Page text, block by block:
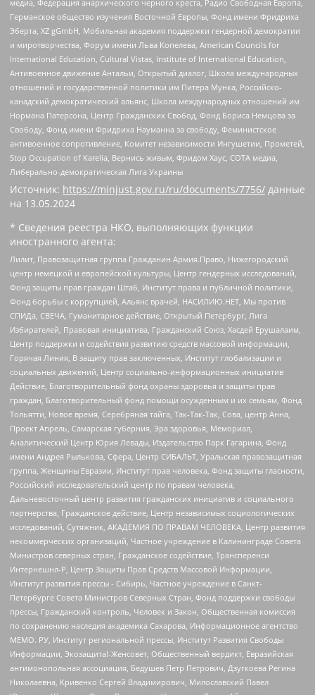
медиа, Федерация анархического черного креста, Радио Свободная Европа,
Германское общество изучения Восточной Европы, Фонд имени Фридриха
Эберта, XZ gGmbH, Мобильная академия поддержки гендерной демократии
и миротворчества, Форум имени Льва Копелева, American Councils for
International Education, Cultural Vistas, Institute of International Education,
Антивоенное движение Антальи, Открытый диалог, Школа международных
отношений и государственной политики им Питера Мунка, Российско-
канадский демократический альянс, Школа международных отношений им
Нормана Патерсона, Центр Гражданских Свобод, Фонд Бориса Немцова за
Свободу, Фонд имени Фридриха Науманна за свободу, Феминистское
антивоенное сопротивление, Комитет независимости Ингушетии, Прометей,
Stop Occupation of Karelia, Вернись живым, Фридом Хаус, СОТА медиа,
Либерально-демократическая Лига Украины
Источник: https://minjust.gov.ru/ru/documents/7756/ данные
на 13.05.2024
* Сведения реестра НКО, выполняющих функции
иностранного агента:
Лилит, Правозащитная группа Гражданин.Армия.Право, Нижегородский
центр немецкой и европейской культуры, Центр гендерных исследований,
Фонд защиты прав граждан Штаб, Институт права и публичной политики,
Фонд борьбы с коррупцией, Альянс врачей, НАСИЛИЮ.НЕТ, Мы против
СПИДа, СВЕЧА, Гуманитарное действие, Открытый Петербург, Лига
Избирателей, Правовая инициатива, Гражданский Союз, Хасдей Ерушалаим,
Центр поддержки и содействия развитию средств массовой информации,
Горячая Линия, В защиту прав заключенных, Институт глобализации и
социальных движений, Центр социально-информационных инициатив
Действие, Благотворительный фонд охраны здоровья и защиты прав
граждан, Благотворительный фонд помощи осужденным и их семьям, Фонд
Тольятти, Новое время, Серебряная тайга, Так-Так-Так, Сова, центр Анна,
Проект Апрель, Самарская губерния, Эра здоровья, Мемориал,
Аналитический Центр Юрия Левады, Издательство Парк Гагарина, Фонд
имени Андрея Рылькова, Сфера, Центр СИБАЛЬТ, Уральская правозащитная
группа, Женщины Евразии, Институт прав человека, Фонд защиты гласности,
Российский исследовательский центр по правам человека,
Дальневосточный центр развития гражданских инициатив и социального
партнерства, Гражданское действие, Центр независимых социологических
исследований, Сутяжник, АКАДЕМИЯ ПО ПРАВАМ ЧЕЛОВЕКА, Центр развития
некоммерческих организаций, Частное учреждение в Калининграде Совета
Министров северных стран, Гражданское содействие, Трансперенси
Интернешнл-Р, Центр Защиты Прав Средств Массовой Информации,
Институт развития прессы - Сибирь, Частное учреждение в Санкт-
Петербурге Совета Министров Северных Стран, Фонд поддержки свободы
прессы, Гражданский контроль, Человек и Закон, Общественная комиссия
по сохранению наследия академика Сахарова, Информационное агентство
МЕМО. РУ, Институт региональной прессы, Институт Развития Свободы
Информации, Экозащита!-Женсовет, Общественный вердикт, Евразийская
антимонопольная ассоциация, Бедушев Петр Петрович, Дзугкоева Регина
Николаевна, Кривенко Сергей Владимирович, Милославский Павел